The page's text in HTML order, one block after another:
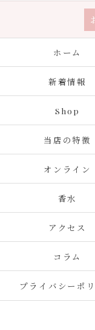
ホーム
新着情報
Shop
当店の特徴
オンライン
香水
アクセス
コラム
プライバシーポ